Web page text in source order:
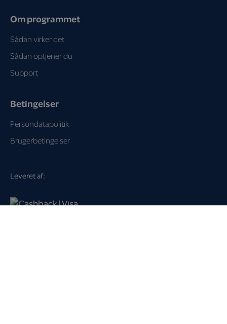
Leveret af:
Om programmet
Sådan virker det
Sådan optjener du
Support
Betingelser
Persondatapolitik
Brugerbetingelser